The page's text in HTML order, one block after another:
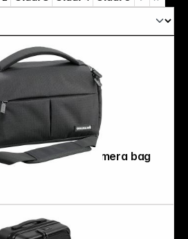
Cullmann Malaga Maxima 70 black Camera bag